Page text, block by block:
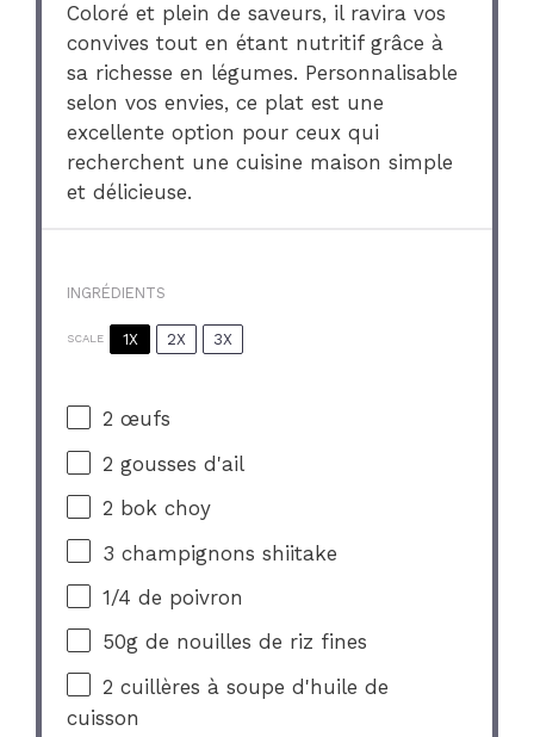
Coloré et plein de saveurs, il ravira vos
convives tout en étant nutritif grâce à
sa richesse en légumes. Personnalisable
selon vos envies, ce plat est une
excellente option pour ceux qui
recherchent une cuisine maison simple
et délicieuse.
INGRÉDIENTS
SCALE 1X 2X 3X
2 œufs
2 gousses d'ail
2 bok choy
3 champignons shiitake
1/4 de poivron
50g de nouilles de riz fines
2 cuillères à soupe d'huile de
cuisson